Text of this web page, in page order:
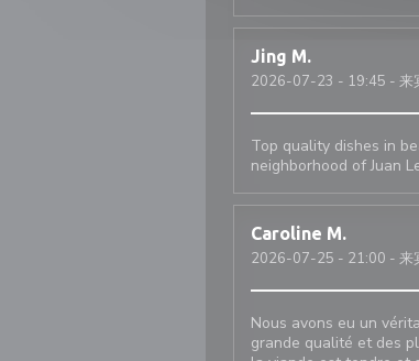
Jing M
2026-07-23 - 19:45 - 来
Top quality dishes in
neighborhood of Juan
Caroline M
2026-07-25 - 21:00 - 来
Nous avons eu un
grande qualité et des